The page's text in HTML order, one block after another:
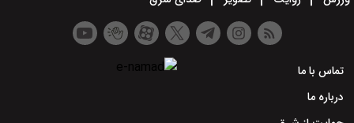
تماس با ما
درباره ما